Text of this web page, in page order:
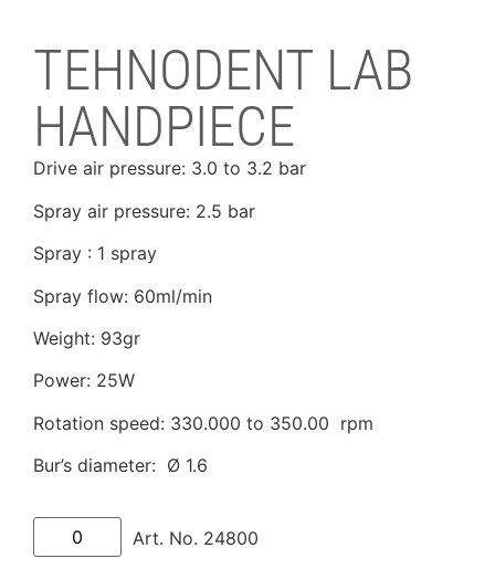
TEHNODENT LAB
HANDPIECE
Drive air pressure: 3.0 to 3.2 bar
Spray air pressure: 2.5 bar
Spray : 1 spray
Spray flow: 60ml/min
Weight: 93gr
Power: 25W
Rotation speed: 330.000 to 350.00 rpm
Bur’s diameter: Ø 1.6
Art. No. 24800